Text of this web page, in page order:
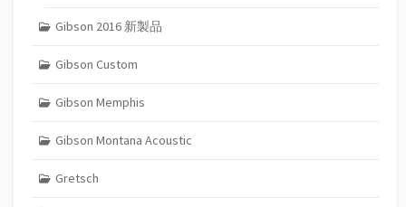
Gibson 2016 新製品
Gibson Custom
Gibson Memphis
Gibson Montana Acoustic
Gretsch